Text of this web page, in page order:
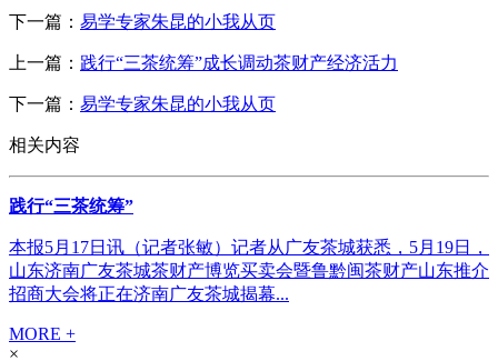
下一篇： 易学专家朱昆的小我从页
上一篇： 践行“三茶统筹”成长调动茶财产经济活力
下一篇： 易学专家朱昆的小我从页
相关内容
践行“三茶统筹”
本报5月17日讯（记者张敏）记者从广友茶城获悉，5月19日，
山东济南广友茶城茶财产博览买卖会暨鲁黔闽茶财产山东推介
招商大会将正在济南广友茶城揭幕...
MORE +
×